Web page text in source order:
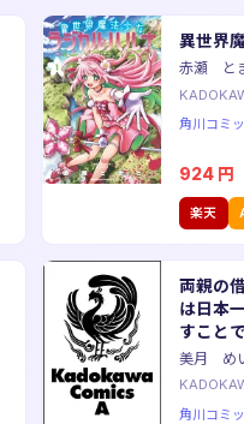
異世界
赤瀬 と
角川コミ
924 円
楽天
両親の
は日本
すこと
美月 め
角川コミ